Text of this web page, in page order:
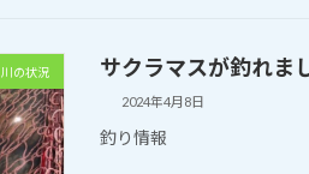
川の状況 サクラマスが釣れま
2024年4月8日
釣り情報